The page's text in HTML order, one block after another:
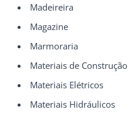
Madeireira
Magazine
Marmoraria
Materiais de Construção
Materiais Elétricos
Materiais Hidráulicos